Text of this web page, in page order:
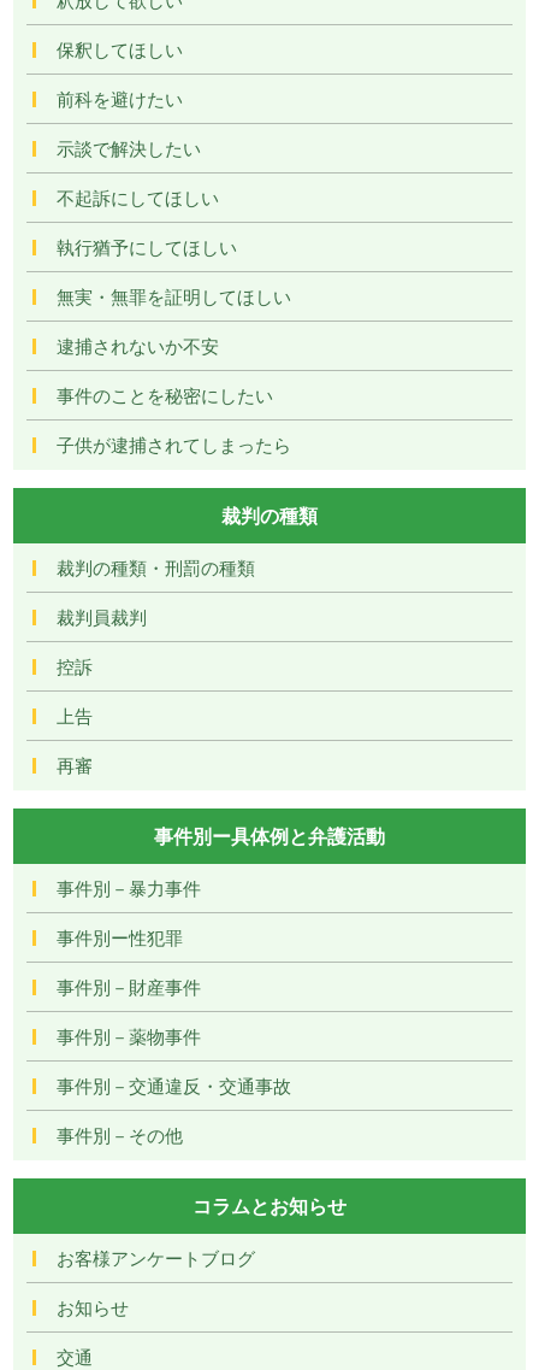
保釈してほしい
前科を避けたい
示談で解決したい
不起訴にしてほしい
執行猶予にしてほしい
無実・無罪を証明してほしい
逮捕されないか不安
事件のことを秘密にしたい
子供が逮捕されてしまったら
裁判の種類
裁判の種類・刑罰の種類
裁判員裁判
控訴
上告
再審
事件別ー具体例と弁護活動
事件別－暴力事件
事件別ー性犯罪
事件別－財産事件
事件別－薬物事件
事件別－交通違反・交通事故
事件別－その他
コラムとお知らせ
お客様アンケートブログ
お知らせ
交通